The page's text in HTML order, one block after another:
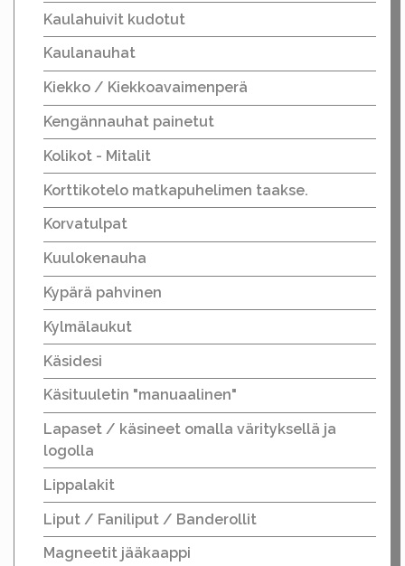
Kaulahuivit kudotut
Kaulanauhat
Kiekko / Kiekkoavaimenperä
Kengännauhat painetut
Kolikot - Mitalit
Korttikotelo matkapuhelimen taakse.
Korvatulpat
Kuulokenauha
Kypärä pahvinen
Kylmälaukut
Käsidesi
Käsituuletin "manuaalinen"
Lapaset / käsineet omalla värityksellä ja
logolla
Lippalakit
Liput / Faniliput / Banderollit
Magneetit jääkaappi